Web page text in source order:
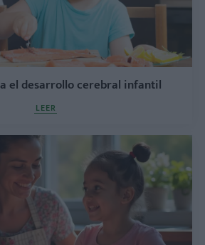
el desarrollo cerebral infantil
LEER